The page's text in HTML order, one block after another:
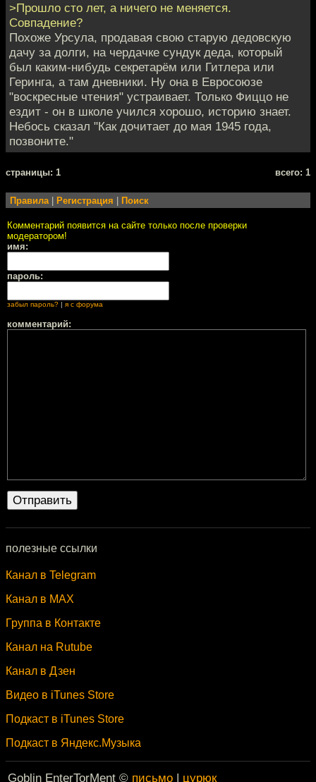
>Прошло сто лет, а ничего не меняется.
Совпадение?
Похоже Урсула, продавая свою старую дедовскую
дачу за долги, на чердачке сундук деда, который
был каким-нибудь секретарём или Гитлера или
Геринга, а там дневники. Ну она в Евросоюзе
"воскресные чтения" устраивает. Только Фиццо не
ездит - он в школе учился хорошо, историю знает.
Небось сказал "Как дочитает до мая 1945 года,
позвоните."
cтраницы: 1 всего: 1
Правила| Регистрация Поиск
Комментарий появится на сайте только после проверки
модератором!
имя:
пароль:
забыл пароль? я с форума
комментарий:
полезные ссылки
Канал в Telegram
Канал в MAX
Группа в Контакте
Канал на Rutube
Канал в Дзен
Видео в iTunes Store
Подкаст в iTunes Store
Подкаст в Яндекс.Музыка
Goblin EnterTorMent © письмо | цурюк